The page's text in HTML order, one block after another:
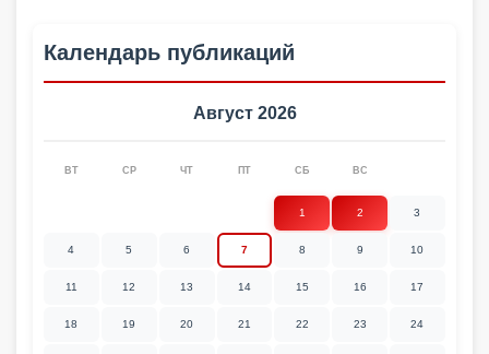
Календарь публикаций
Август 2026
ВТ СР ЧТ ПТ СБ ВС
1 2 3
4 5 6 7 8 9 10
11 12 13 14 15 16 17
18 19 20 21 22 23 24